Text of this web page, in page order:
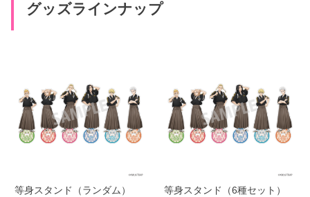
グッズラインナップ
等身スタンド（ランダム）
等身スタンド（6種セット）